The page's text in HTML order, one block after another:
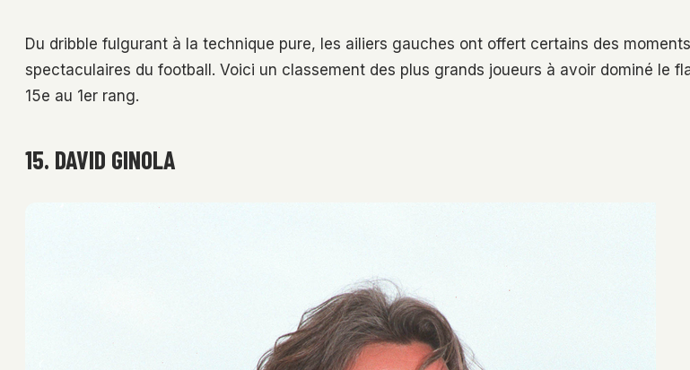
Du dribble fulgurant à la technique pure, les ailiers gauches ont offert certains des
spectaculaires du football. Voici un classement des plus grands joueurs à avoir dominé le
15e au 1er rang.
15. DAVID GINOLA